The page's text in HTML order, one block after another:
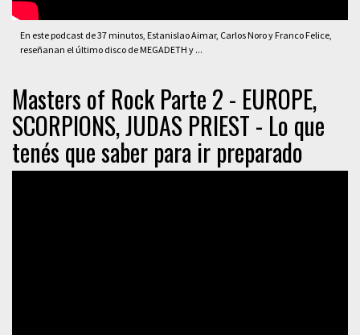
En este podcast de 37 minutos, Estanislao Aimar, Carlos Noro y Franco Felice,
reseñanan el último disco de MEGADETH y ...
Masters of Rock Parte 2 - EUROPE,
SCORPIONS, JUDAS PRIEST - Lo que
tenés que saber para ir preparado